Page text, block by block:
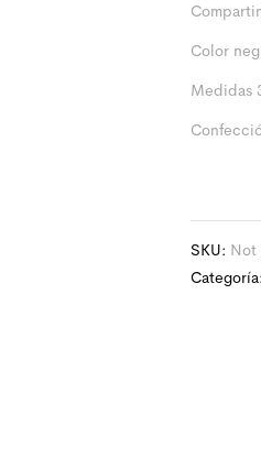
Color
Medidas
SKU: Not
Categoría: